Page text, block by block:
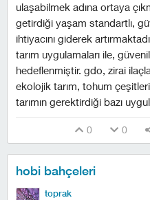
ulaşabilmek adına ortaya
getirdiği yaşam standartlı,
ihtiyacını giderek
tarım uygulamaları ile,
hedeflenmiştir. gdo, zirai
ekolojik tarım, tohum
tarımın gerektirdiği bazı
0 0
hobi bahçeleri
toprak